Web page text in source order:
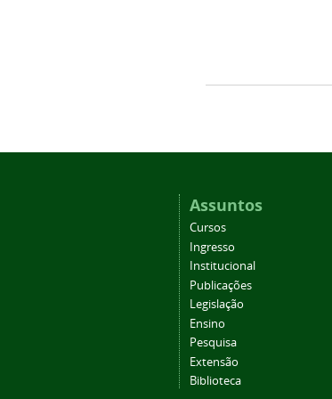
Assuntos
Cursos
Ingresso
Institucional
Publicações
Legislação
Ensino
Pesquisa
Extensão
Biblioteca